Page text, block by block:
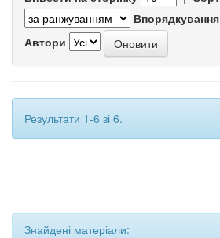
Впорядкування
Автори
Результати 1-6 зі 6.
Знайдені матеріали: